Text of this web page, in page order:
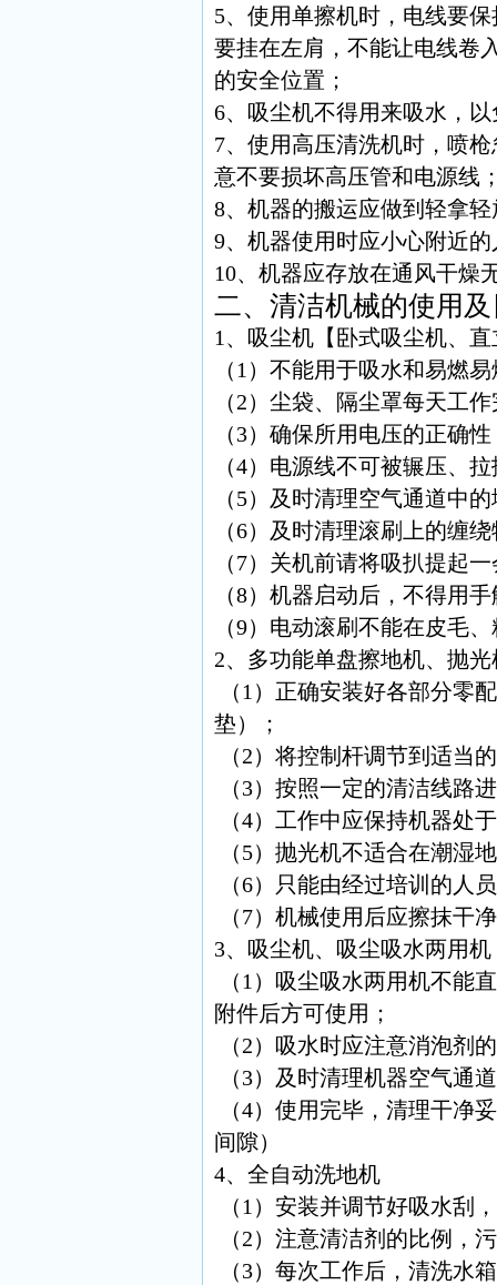
5、使用单擦机时，电线要
要挂在左肩，不能让电线卷
的安全位置；
6、吸尘机不得用来吸水，
7、使用高压清洗机时，喷
意不要损坏高压管和电源线
8、机器的搬运应做到轻拿
9、机器使用时应小心附近
10、机器应存放在通风干燥
二、清洁机械的使用
1、吸尘机【卧式吸尘机、
（1）不能用于吸水和易燃
（2）尘袋、隔尘罩每天工
（3）确保所用电压的正确
（4）电源线不可被辗压、
（5）及时清理空气通道中
（6）及时清理滚刷上的缠
（7）关机前请将吸扒提起
（8）机器启动后，不得用
（9）电动滚刷不能在皮毛
2、多功能单盘擦地机、抛光
（1）正确安装好各部分零
垫）；
（2）将控制杆调节到适当
（3）按照一定的清洁线路
（4）工作中应保持机器处
（5）抛光机不适合在潮湿
（6）只能由经过培训的人
（7）机械使用后应擦抹干
3、吸尘机、吸尘吸水两用机
（1）吸尘吸水两用机不能
附件后方可使用；
（2）吸水时应注意消泡剂
（3）及时清理机器空气通
（4）使用完毕，清理干净
间隙）
4、全自动洗地机
（1）安装并调节好吸水刮
（2）注意清洁剂的比例，
（3）每次工作后，清洗水